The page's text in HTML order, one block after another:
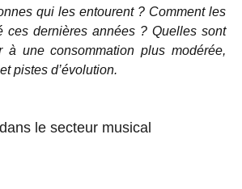
qui les entourent ? Comment les
ces dernières années ? Quelles sont
une consommation plus modérée,
pistes d’évolution.
le secteur musical